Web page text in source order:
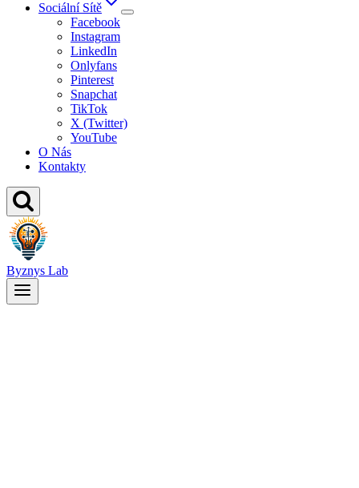
Sociální Sítě
Facebook
Instagram
LinkedIn
Onlyfans
Pinterest
Snapchat
TikTok
X (Twitter)
YouTube
O Nás
Kontakty
Byznys Lab